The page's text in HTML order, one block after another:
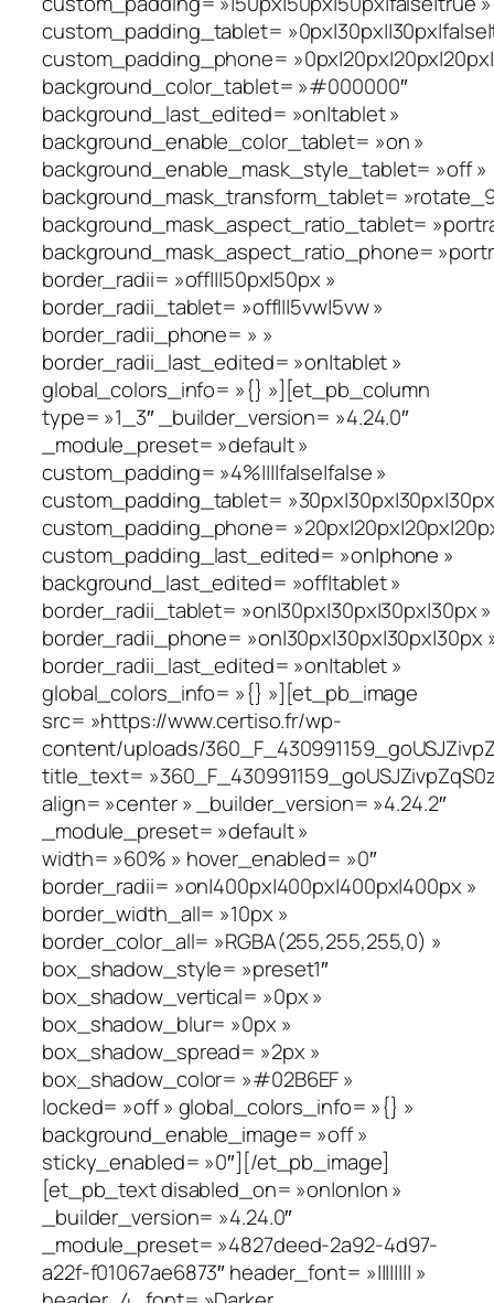
custom_padding_tablet=
custom_padding_phone=
background_color_tablet= »#000000″
background_last_edited= »on|tablet »
background_enable_color_tablet= »on »
background_enable_mask_style_tablet= »off »
background_mask_transform_tablet=
background_mask_aspect_ratio_tablet=
background_mask_aspect_ratio_phone=
border_radii= »off|||50px|50px »
border_radii_tablet= »off|||5vw|5vw »
border_radii_phone= » »
border_radii_last_edited= »on|tablet »
global_colors_info= »{} »][et_pb_column
type= »1_3″ _builder_version= »4.24.0″
_module_preset= »default »
custom_padding= »4%||||false|false »
custom_padding_tablet=
custom_padding_phone=
custom_padding_last_edited= »on|phone »
background_last_edited= »off|tablet »
border_radii_tablet= »on|30px|30px|30px|30px »
border_radii_phone= »on|30px|30px|30px|30px
border_radii_last_edited= »on|tablet »
global_colors_info= »{} »][et_pb_image
src= »https://www.certiso.fr/wp-
content/uploads/
title_text=
align= »center » _builder_version= »4.24.2″
_module_preset= »default »
width= »60% » hover_enabled= »0″
border_radii= »on|400px|400px|400px|400px »
border_width_all= »10px »
border_color_all= »RGBA(255,255,255,0) »
box_shadow_style= »preset1″
box_shadow_vertical= »0px »
box_shadow_blur= »0px »
box_shadow_spread= »2px »
box_shadow_color= »#02B6EF »
locked= »off » global_colors_info= »{} »
background_enable_image= »off »
sticky_enabled= »0″][/et_pb_image]
[et_pb_text disabled_on= »on|on|on »
_builder_version= »4.24.0″
_module_preset= »4827deed-2a92-4d97-
a22f-f01067ae6873″ header_font= »|||||||| »